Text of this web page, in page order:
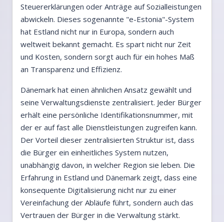
Steuererklärungen oder Anträge auf Sozialleistungen
abwickeln. Dieses sogenannte "e-Estonia"-System
hat Estland nicht nur in Europa, sondern auch
weltweit bekannt gemacht. Es spart nicht nur Zeit
und Kosten, sondern sorgt auch für ein hohes Maß
an Transparenz und Effizienz.
Dänemark hat einen ähnlichen Ansatz gewählt und
seine Verwaltungsdienste zentralisiert. Jeder Bürger
erhält eine persönliche Identifikationsnummer, mit
der er auf fast alle Dienstleistungen zugreifen kann.
Der Vorteil dieser zentralisierten Struktur ist, dass
die Bürger ein einheitliches System nutzen,
unabhängig davon, in welcher Region sie leben. Die
Erfahrung in Estland und Dänemark zeigt, dass eine
konsequente Digitalisierung nicht nur zu einer
Vereinfachung der Abläufe führt, sondern auch das
Vertrauen der Bürger in die Verwaltung stärkt.